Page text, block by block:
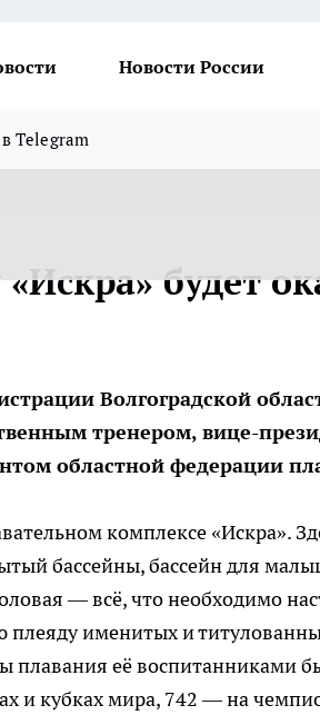
Новости России
Telegram
будет
Волгоградской
тренером, вице-
областной федерации
комплексе «Искра».
бассейны, бассейн для
— всё, что необходимо
именитых и
плавания её воспитанниками
и кубках мира, 742 — на